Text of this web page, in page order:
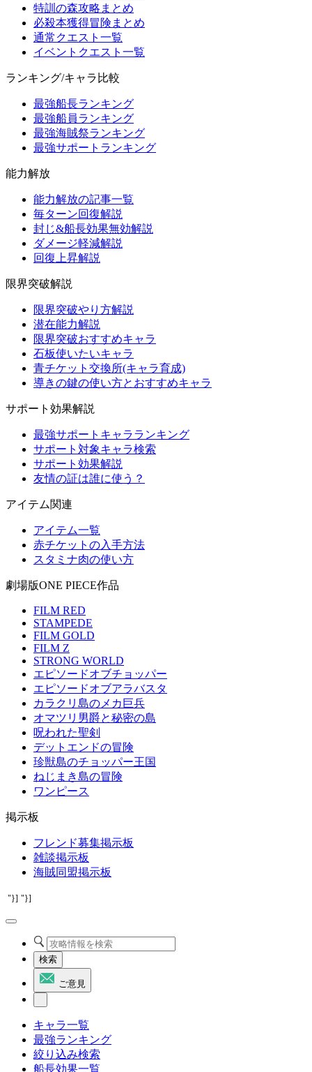
特訓の森攻略まとめ
必殺本獲得冒険まとめ
通常クエスト一覧
イベントクエスト一覧
ランキング/キャラ比較
最強船長ランキング
最強船員ランキング
最強海賊祭ランキング
最強サポートランキング
能力解放
能力解放の記事一覧
毎ターン回復解説
封じ&船長効果無効解説
ダメージ軽減解説
回復上昇解説
限界突破解説
限界突破やり方解説
潜在能力解説
限界突破おすすめキャラ
石板使いたいキャラ
青チケット交換所(キャラ育成)
導きの鍵の使い方とおすすめキャラ
サポート効果解説
最強サポートキャラランキング
サポート対象キャラ検索
サポート効果解説
友情の証は誰に使う？
アイテム関連
アイテム一覧
赤チケットの入手方法
スタミナ肉の使い方
劇場版ONE PIECE作品
FILM RED
STAMPEDE
FILM GOLD
FILM Z
STRONG WORLD
エピソードオブチョッパー
エピソードオブアラバスタ
カラクリ島のメカ巨兵
オマツリ男爵と秘密の島
呪われた聖剣
デットエンドの冒険
珍獣島のチョッパー王国
ねじまき島の冒険
ワンピース
掲示板
フレンド募集掲示板
雑談掲示板
海賊同盟掲示板
"}] "}]
検索
ご意見
キャラ一覧
最強ランキング
絞り込み検索
船長効果一覧